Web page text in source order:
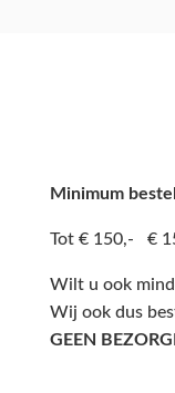
Minimum
Tot € 150,- €
Wilt u ook
Wij ook dus
GEEN